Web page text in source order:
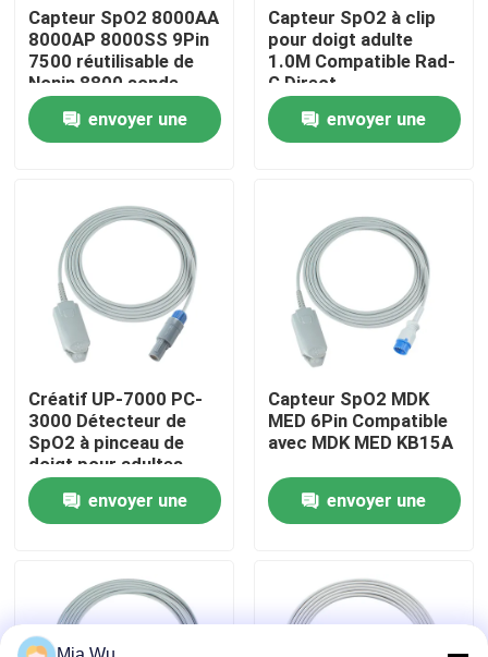
Maison
Produits
Visite d'usine
Contrôle de qualité
Contactez-nous
Nouvelles
Cas
Demandez une citation
Capteur spO2 réutilisable
Capteur SpO2 8000AA
8000AP 8000SS 9Pin
7500 réutilisable de
Nonin 8800 sonde
adulte de l'agrafe
SpO2 de doigt de
Xpod 3012
envoyer une
Capteur SpO2 à clip
pour doigt adulte
1.0M Compatible Rad-
G Direct
envoyer une
Créatif UP-7000 PC-
3000 Détecteur de
SpO2 à pinceau de
doigt pour adultes
9Pin 3,0M SpO2
envoyer une
Capteur SpO2 MDK
MED 6Pin Compatible
avec MDK MED KB15A
envoyer une